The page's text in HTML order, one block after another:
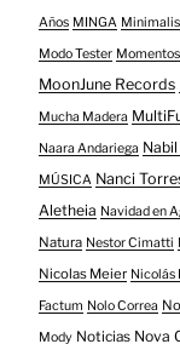
Años MINGA
Modo Tester Momentos
MoonJune Records
Mucha Madera
Naara Andariega
MÚSICA Nanci
Aletheia Navidad en
Natura Nestor Cimatti
Nicolas Meier Nicolás
Factum Nolo Correa
Mody Noticias Nova